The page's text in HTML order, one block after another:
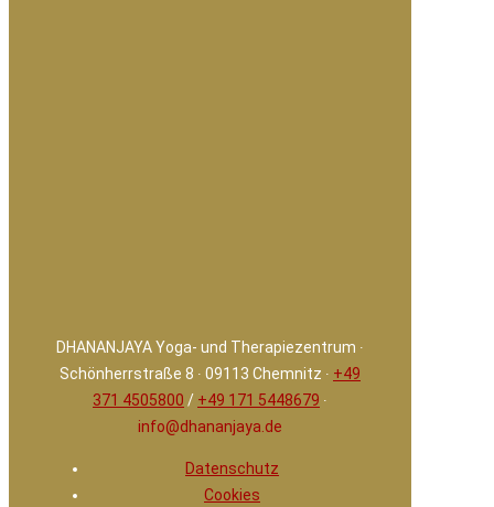
DHANANJAYA Yoga- und Therapiezentrum ∙
Schönherrstraße 8 ∙ 09113 Chemnitz ∙ +49
371 4505800 / +49 171 5448679 ∙
info@dhananjaya.de
Datenschutz
Cookies